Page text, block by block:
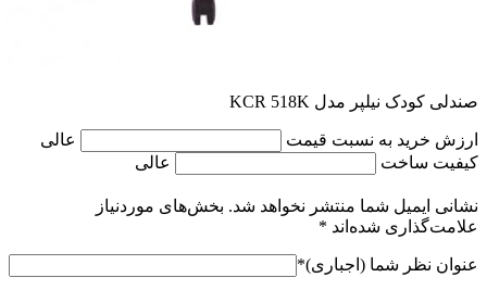
صندلی کودک نیلپر مدل KCR 518K
ارزش خرید به نسبت قیمت
عالی
کیفیت ساخت
عالی
نشانی ایمیل شما منتشر نخواهد شد. بخش‌های موردنیاز
علامت‌گذاری شده‌اند *
عنوان نظر شما (اجباری)*